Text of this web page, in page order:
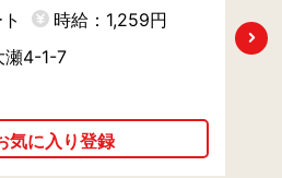
長く働ける / 週3日から
時給：1,259円
瀬4-1-7
Next